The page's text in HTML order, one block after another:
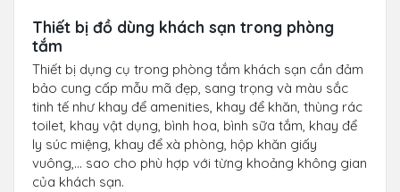
Thiết bị đồ dùng khách sạn trong phòng
tắm
Thiết bị dụng cụ trong phòng tắm khách sạn cần đảm
bảo cung cấp mẫu mã đẹp, sang trọng và màu sắc
tinh tế như khay để amenities, khay để khăn, thùng rác
toilet, khay vật dụng, bình hoa, bình sữa tắm, khay để
ly súc miệng, khay để xà phòng, hộp khăn giấy
vuông,... sao cho phù hợp với từng khoảng không gian
của khách sạn.